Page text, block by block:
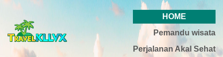
HOME
Pemandu wisata
Perjalanan Akal Sehat